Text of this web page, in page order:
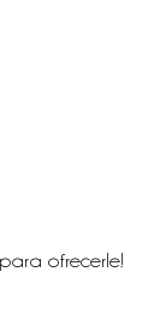
ofrecerle!